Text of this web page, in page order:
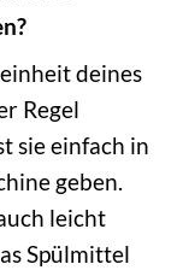
deines
Regel
sie einfach in
geben.
leicht
Spülmittel